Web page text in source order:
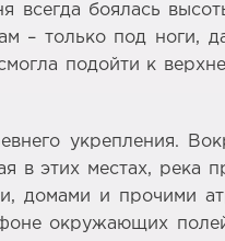
всегда боялась
– только под
подойти к
укрепления.
в этих местах,
домами и прочими
окружающих